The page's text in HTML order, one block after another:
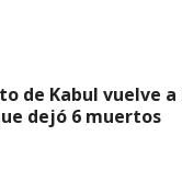
de Kabul vuelve
dejó 6 muertos